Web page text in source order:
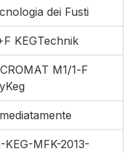
dei Fusti
KEGTechnik
M1/1‑F
KEG-MFK-2013-